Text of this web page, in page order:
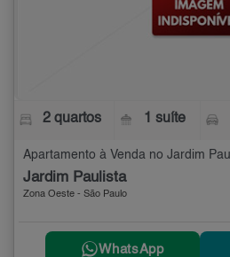
2 quartos 1 suíte
Apartamento à Venda no Jardim
Jardim Paulista
Zona Oeste - São Paulo
WhatsApp